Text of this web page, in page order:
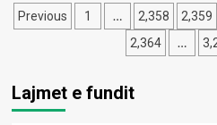
këto
pamje
e
do
ta
të
Posts
pagination
Previous 1 … 2,358 2,359
2,364
…
Lajmet e fundit